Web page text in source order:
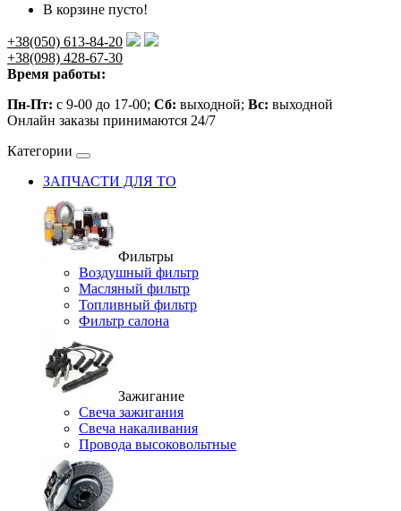
В корзине пусто!
+38(050) 613-84-20
+38(098) 428-67-30
Время работы:
Пн-Пт: с 9-00 до 17-00; Сб: выходной; Вс: выходной
Онлайн заказы принимаются 24/7
Категории
ЗАПЧАСТИ ДЛЯ ТО
Фильтры
Воздушный фильтр
Масляный фильтр
Топливный фильтр
Фильтр салона
Зажигание
Свеча зажигания
Свеча накаливания
Провода высоковольтные